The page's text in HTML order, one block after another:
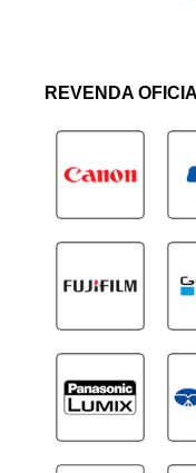
REVENDA